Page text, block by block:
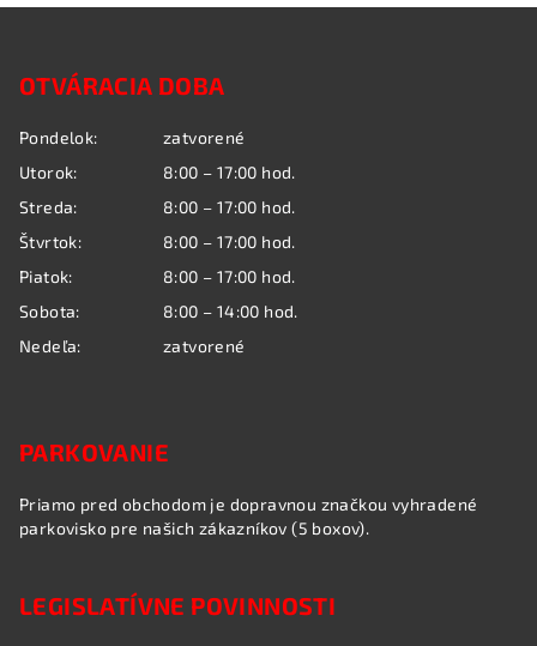
OTVÁRACIA DOBA
Pondelok:
zatvorené
Utorok:
8:00 – 17:00 hod.
Streda:
8:00 – 17:00 hod.
Štvrtok:
8:00 – 17:00 hod.
Piatok:
8:00 – 17:00 hod.
Sobota:
8:00 – 14:00 hod.
Nedeľa:
zatvorené
PARKOVANIE
Priamo pred obchodom je dopravnou značkou vyhradené
parkovisko pre našich zákazníkov (5 boxov).
LEGISLATÍVNE POVINNOSTI